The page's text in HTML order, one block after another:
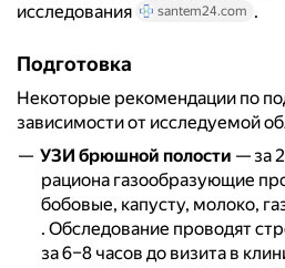
исследования
santem24.com .
Подготовка
Некоторые рекомендации по
зависимости от исследуемой
УЗИ брюшной полости — за
рациона газообразующие
бобовые, капусту, молоко,
. Обследование проводят
за 6–8 часов до визита в